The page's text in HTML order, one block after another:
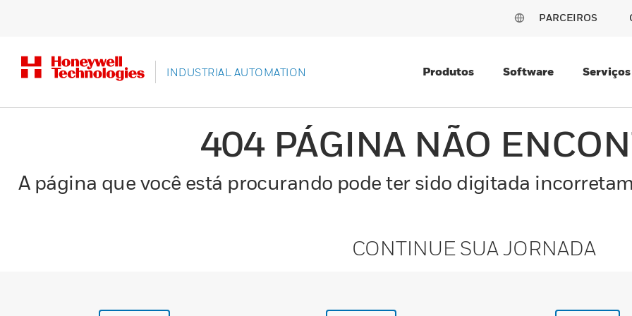
PARCEIROS
INDUSTRIAL AUTOMATION Produtos Software Serviços
404 PÁGINA NÃO
A página que você está procurando pode ter sido digitada
CONTINUE SUA JORNADA